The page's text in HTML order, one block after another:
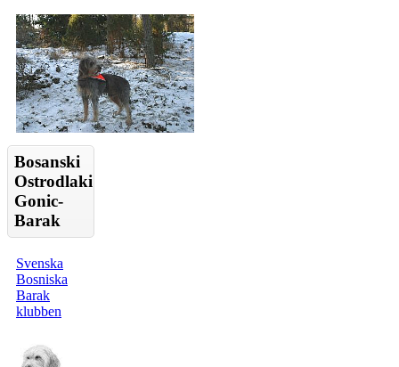
Bosanski
Ostrodlaki
Gonic-
Barak
Svenska
Bosniska
Barak
klubben